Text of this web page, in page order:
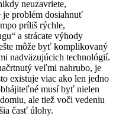
neuzavriete,
je problém dosiahnuť
príliš rýchle,
a strácate výhody
môže byť komplikovaný
nadväzujúcich technológií.
veľmi nahrubo, je
existuje viac ako len jedno
musí byť nielen
ale tiež voči vedeniu
časť úlohy.